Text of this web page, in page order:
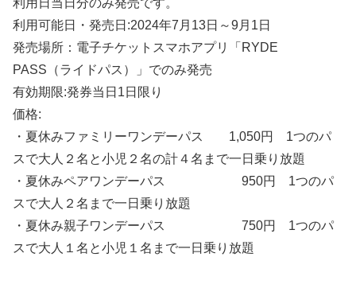
利用日当日分のみ発売です。
利用可能日・発売日:2024年7月13日～9月1日
発売場所：電子チケットスマホアプリ「RYDE
PASS（ライドパス）」でのみ発売
有効期限:発券当日1日限り
価格:
・夏休みファミリーワンデーパス 1,050円 1つのパ
スで大人２名と小児２名の計４名まで一日乗り放題
・夏休みペアワンデーパス 950円 1つのパ
スで大人２名まで一日乗り放題
・夏休み親子ワンデーパス 750円 1つのパ
スで大人１名と小児１名まで一日乗り放題